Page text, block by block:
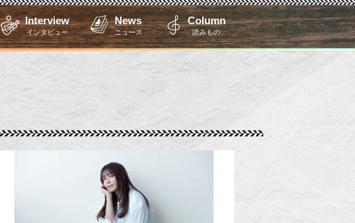
Interview
インタビュー
News
ニュース
Column
読みもの